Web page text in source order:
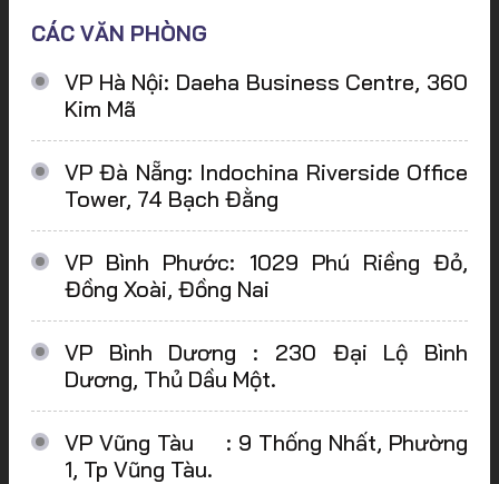
CÁC VĂN PHÒNG
VP Hà Nội: Daeha Business Centre, 360
Kim Mã
VP Đà Nẵng: Indochina Riverside Office
Tower, 74 Bạch Đằng
VP Bình Phước: 1029 Phú Riềng Đỏ,
Đồng Xoài, Đồng Nai
VP Bình Dương : 230 Đại Lộ Bình
Dương, Thủ Dầu Một.
VP Vũng Tàu : 9 Thống Nhất, Phường
1, Tp Vũng Tàu.